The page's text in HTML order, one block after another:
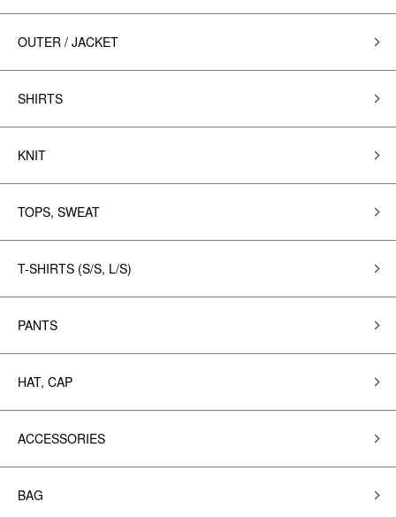
OUTER / JACKET
SHIRTS
KNIT
TOPS, SWEAT
T-SHIRTS (S/S, L/S)
PANTS
HAT, CAP
ACCESSORIES
BAG